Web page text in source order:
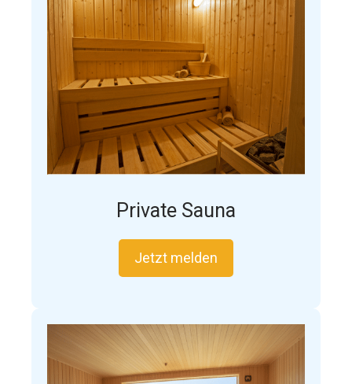
Private Sauna
Jetzt melden